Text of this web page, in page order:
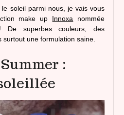
heavenly
soleil parmi nous, je vais vous
make up Innoxa nommée
superbes couleurs, des
surtout une formulation saine.
: